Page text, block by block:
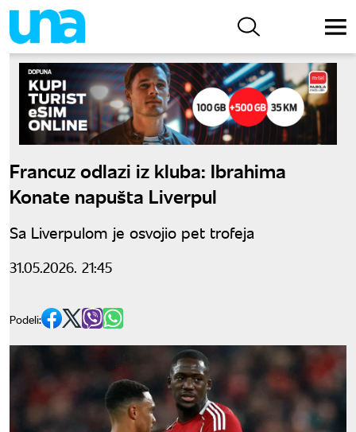
Francuz odlazi iz kluba: Ibrahima
Konate napušta Liverpul
Sa Liverpulom je osvojio pet trofeja
31.05.2026. 21:45
Podeli: